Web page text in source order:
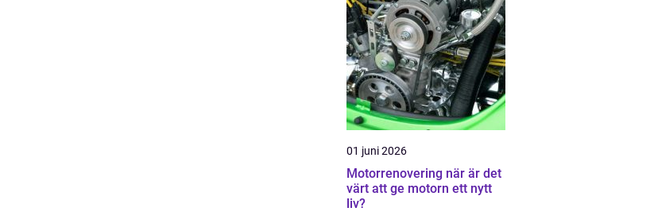
01 juni 2026
Motorrenovering när är det
värt att ge motorn ett nytt
liv?